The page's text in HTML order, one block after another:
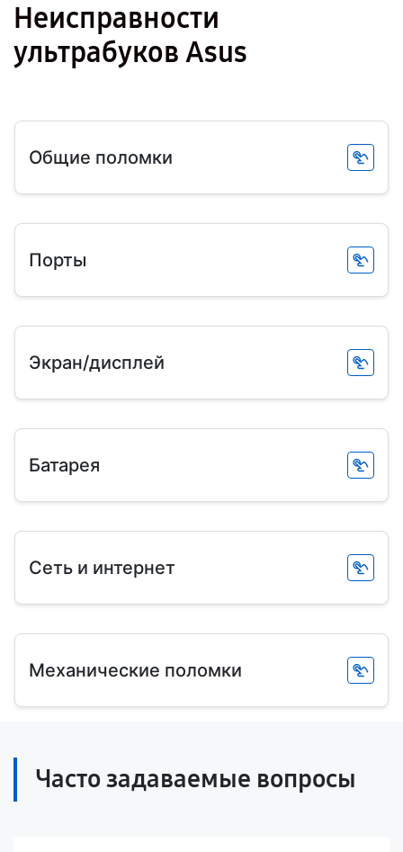
Неисправности
ультрабуков Asus
Общие поломки
Порты
Экран/дисплей
Батарея
Сеть и интернет
Механические поломки
Часто задаваемые вопросы